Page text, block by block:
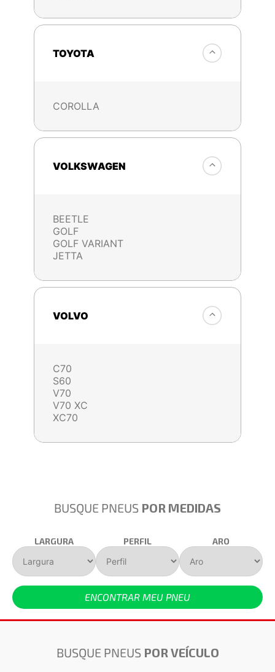
TOYOTA
COROLLA
VOLKSWAGEN
BEETLE
GOLF
GOLF VARIANT
JETTA
VOLVO
C70
S60
V70
V70 XC
XC70
BUSQUE PNEUS POR MEDIDAS
LARGURA PERFIL ARO
ENCONTRAR MEU PNEU
BUSQUE PNEUS POR VEÍCULO